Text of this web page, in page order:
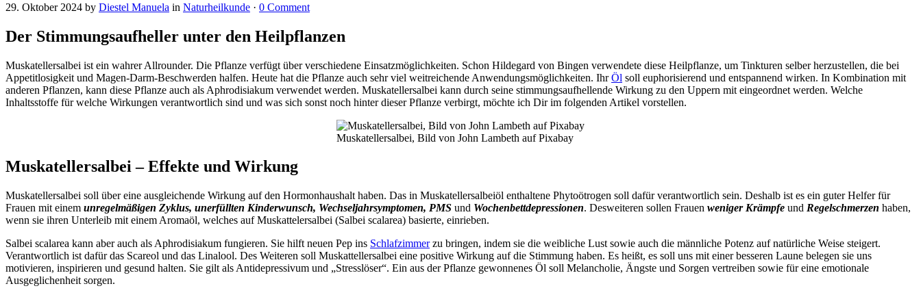
29. Oktober 2024 by Diestel Manuela in Naturheilkunde · 0 Comment
Der Stimmungsaufheller unter den Heilpflanzen
Muskatellersalbei ist ein wahrer Allrounder. Die Pflanze verfügt über verschiedene Einsatzmöglichkeiten. Schon Hildegard von Bingen verwendete diese Heilpflanze, um Tinkturen selber herzustellen, die bei
Appetitlosigkeit und Magen-Darm-Beschwerden halfen. Heute hat die Pflanze auch sehr viel weitreichende Anwendungsmöglichkeiten. IhrÖl soll euphorisierend und entspannend wirken. In Kombination mit
anderen Pflanzen, kann diese Pflanze auch als Aphrodisiakum verwendet werden. Muskatellersalbei kann durch seine stimmungsaufhellende Wirkung zu den Uppern mit eingeordnet werden. Welche
Inhaltsstoffe für welche Wirkungen verantwortlich sind und was sich sonst noch hinter dieser Pflanze verbirgt, möchte ich Dir im folgenden Artikel vorstellen.
Muskatellersalbei, Bild von John Lambeth auf Pixabay
Muskatellersalbei – Effekte und Wirkung
Muskatellersalbei soll über eine ausgleichende Wirkung auf den Hormonhaushalt haben. Das in Muskatellersalbeiöl enthaltene Phytoötrogen soll dafür verantwortlich sein. Deshalb ist es ein guter Helfer für
Frauen mit einem unregelmäßigen Zyklus, unerfüllten Kinderwunsch, Wechseljahrsymptomen, PMS und Wochenbettdepressionen. Desweiteren sollen Frauen weniger Krämpfe und Regelschmerzen haben,
wenn sie ihren Unterleib mit einem Aromaöl, welches auf Muskattelersalbei (Salbei scalarea) basierte, einrieben.
Salbei scalarea kann aber auch als Aphrodisiakum fungieren. Sie hilft neuen Pep ins Schlafzimmerzu bringen, indem sie die weibliche Lust sowie auch die männliche Potenz auf natürliche Weise steigert.
Verantwortlich ist dafür das Scareol und das Linalool. Des Weiteren soll Muskattellersalbei eine positive Wirkung auf die Stimmung haben. Es heißt, es soll uns mit einer besseren Laune belegen sie uns
motivieren, inspirieren und gesund halten. Sie gilt als Antidepressivum und „Stresslöser“. Ein aus der Pflanze gewonnenes Öl soll Melancholie, Ängste und Sorgen vertreiben sowie für eine emotionale
Ausgeglichenheit sorgen.